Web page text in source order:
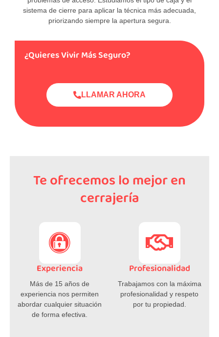
sistema de cierre para aplicar la técnica más adecuada,
priorizando siempre la apertura segura.
¿Quieres Vivir Más Seguro?
LLAMAR AHORA
Te ofrecemos lo mejor en
cerrajería
Experiencia
Más de 15 años de
experiencia nos permiten
abordar cualquier situación
de forma efectiva.
Profesionalidad
Trabajamos con la máxima
profesionalidad y respeto
por tu propiedad.